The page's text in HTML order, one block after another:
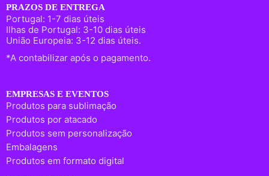
PRAZOS DE ENTREGA
Portugal: 1-7 dias úteis
Ilhas de Portugal: 3-10 dias úteis
União Europeia: 3-12 dias úteis.
*A contabilizar após o pagamento.
EMPRESAS E EVENTOS
Produtos para sublimação
Produtos por atacado
Produtos sem personalização
Embalagens
Produtos em formato digital